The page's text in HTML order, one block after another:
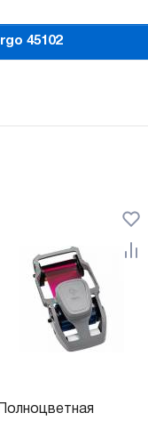
45102
Полноцветная